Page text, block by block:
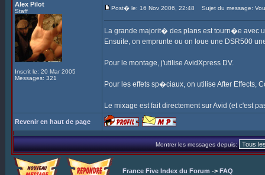
Alex Pilot
Staff
Inscrit le: 20 Mar 2005
Messages: 321
Post� le: 16 Nov 2006, 22:48 Sujet du message:
La grande majorit� des plans est tourn�e avec
Ensuite, on emprunte ou on loue une DSR500
Pour le montage, j'utilise AvidXpress DV.
Pour les effets sp�ciaux, on utilise After Effects,
Le mixage est fait directement sur Avid (et c'est
Revenir en haut de page
Montrer les messages depuis:
France Five Index du Forum -> FAQ